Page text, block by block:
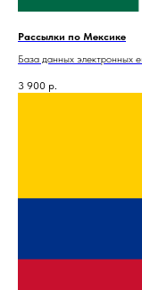
Рассылки по Мексике
База данных электронных
3 900 р.